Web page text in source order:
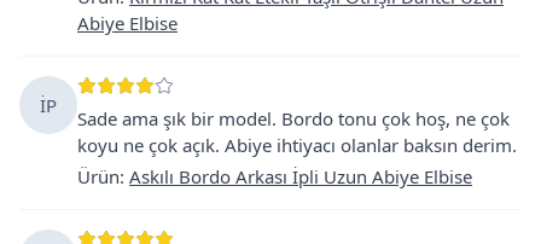
Abiye Elbise
İP
Sade ama şık bir model. Bordo tonu çok hoş, ne çok
koyu ne çok açık. Abiye ihtiyacı olanlar baksın derim.
Ürün: Askılı Bordo Arkası İpli Uzun Abiye Elbise